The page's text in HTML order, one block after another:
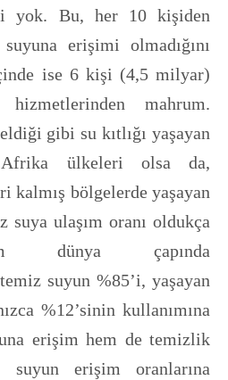
yok. Bu, her 10 kişiden
erişimi olmadığını
ise 6 kişi (4,5 milyar)
mahrum.
gibi su kıtlığı yaşayan
Afrika ülkeleri olsa da,
kalmış bölgelerde yaşayan
ulaşım oranı oldukça
dünya çapında
suyun %85’i, yaşayan
%12’sinin kullanımına
erişim hem de temizlik
suyun erişim oranlarına